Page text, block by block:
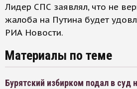
Лидер СПС заявлял, что не
жалоба на Путина будет
РИА Новости.
Материалы по теме
Бурятский избирком подал в суд